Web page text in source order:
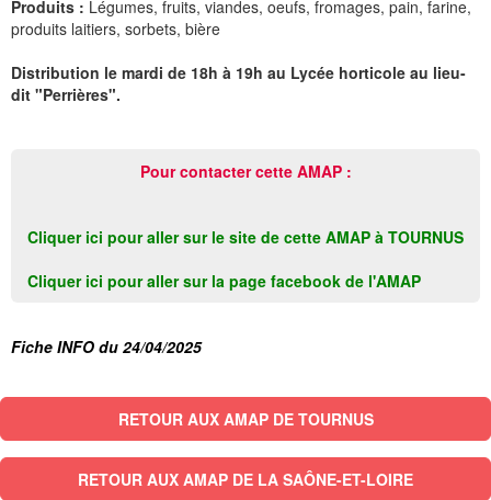
Produits : Légumes, fruits, viandes, oeufs, fromages, pain, farine,
produits laitiers, sorbets, bière
Distribution le mardi de 18h à 19h au Lycée horticole au lieu-
dit "Perrières".
Pour contacter cette AMAP :
Cliquer ici pour aller sur le site de cette AMAP à TOURNUS
Cliquer ici pour aller sur la page facebook de l'AMAP
Fiche INFO du 24/04/2025
RETOUR AUX AMAP DE TOURNUS
RETOUR AUX AMAP DE LA SAÔNE-ET-LOIRE